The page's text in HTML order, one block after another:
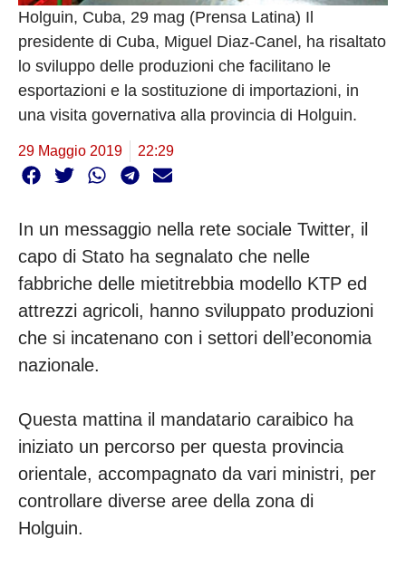
Holguin, Cuba, 29 mag (Prensa Latina) Il
presidente di Cuba, Miguel Diaz-Canel, ha risaltato
lo sviluppo delle produzioni che facilitano le
esportazioni e la sostituzione di importazioni, in
una visita governativa alla provincia di Holguin.
29 Maggio 2019 22:29
In un messaggio nella rete sociale Twitter, il
capo di Stato ha segnalato che nelle
fabbriche delle mietitrebbia modello KTP ed
attrezzi agricoli, hanno sviluppato produzioni
che si incatenano con i settori dell’economia
nazionale.
Questa mattina il mandatario caraibico ha
iniziato un percorso per questa provincia
orientale, accompagnato da vari ministri, per
controllare diverse aree della zona di
Holguin.